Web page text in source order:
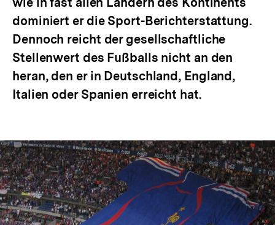
dominiert er die Sport-Berichterstattung.
Dennoch reicht der gesellschaftliche
Stellenwert des Fußballs nicht an den
heran, den er in Deutschland, England,
Italien oder Spanien erreicht hat.